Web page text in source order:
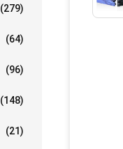
(279)
(64)
(96)
(148)
(21)